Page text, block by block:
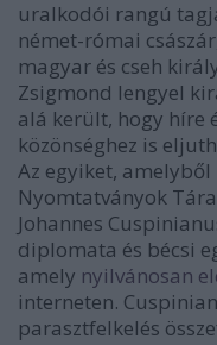
uralkodói rangú
német-római
magyar és cseh
Zsigmond lengyel
alá került, hogy híre
közönséghez is
Az egyiket,
Nyomtatványok
Johannes
diplomata és bécsi
amely nyilvánosan
interneten.
parasztfelkelés